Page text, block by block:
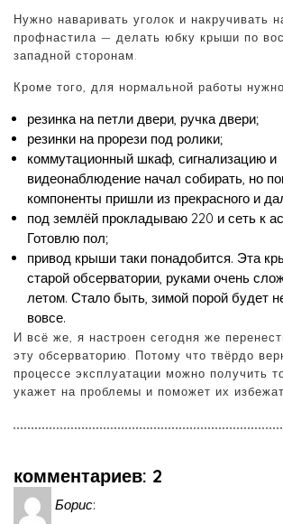
Нужно наваривать уголок и накручивать
профнастила — делать юбку крыши по
западной сторонам.
Кроме того, для нормальной работы
резинка на петли двери, ручка двери;
резинки на прорези под ролики;
коммутационный шкаф, сигнализацию и
видеонаблюдение начал собирать, но
компоненты пришли из прекрасного и
под землёй прокладываю 220 и сеть к
Готовлю пол;
привод крыши таки понадобится. Эта
старой обсерватории, руками очень
летом. Стало быть, зимой порой будет
вовсе.
И всё же, я настроен сегодня же
эту обсерваторию. Потому что твёрдо
процессе эксплуатации можно получить
укажет на проблемы и поможет их
комментариев: 2
Борис: